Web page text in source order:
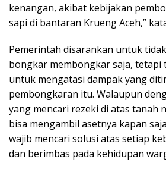
kenangan, akibat kebijakan
sapi di bantaran Krueng Aceh,”
Pemerintah disarankan untuk
bongkar membongkar saja, tetapi
untuk mengatasi dampak yang
pembongkaran itu. Walaupun
yang mencari rezeki di atas tanah
bisa mengambil asetnya kapan
wajib mencari solusi atas setiap
dan berimbas pada kehidupan